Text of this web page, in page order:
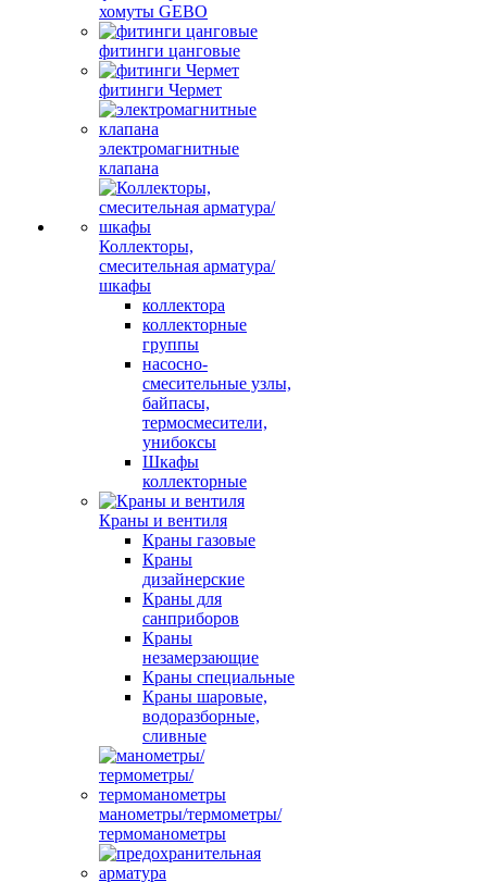
хомуты GEBO
фитинги цанговые
фитинги Чермет
электромагнитные
клапана
Коллекторы,
смесительная арматура/
шкафы
коллектора
коллекторные
группы
насосно-
смесительные узлы,
байпасы,
термосмесители,
унибоксы
Шкафы
коллекторные
Краны и вентиля
Краны газовые
Краны
дизайнерские
Краны для
санприборов
Краны
незамерзающие
Краны специальные
Краны шаровые,
водоразборные,
сливные
манометры/термометры/
термоманометры